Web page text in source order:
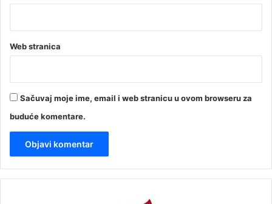
Web stranica
Sačuvaj moje ime, email i web stranicu u ovom browseru za
buduće komentare.